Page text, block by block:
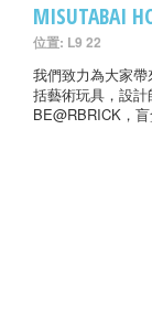
MISUTABAI
位置: L9 22
我們致力為大家
括藝術玩具，設計
BE@RBRICK，盲